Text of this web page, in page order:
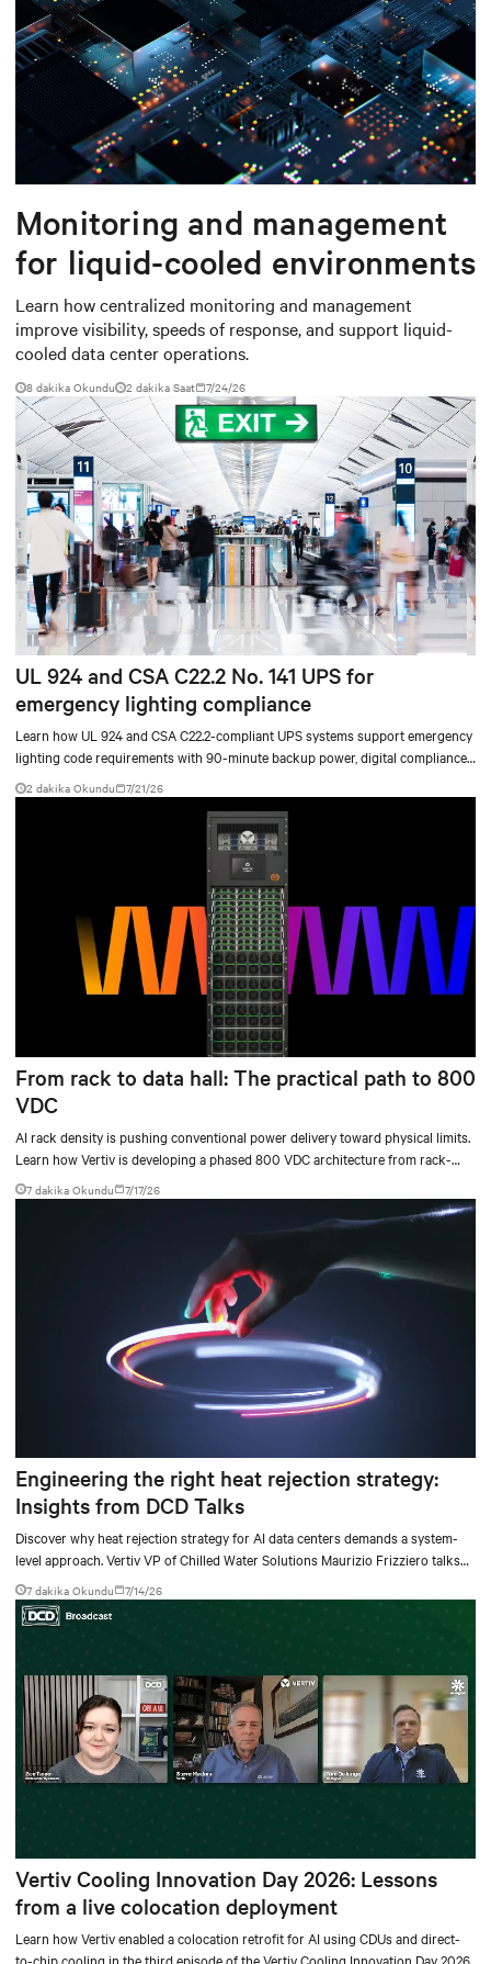
Monitoring and management
for liquid-cooled environments
Learn how centralized monitoring and management
improve visibility, speeds of response, and support liquid-
cooled data center operations.
8 dakika Okundu 2 dakika Saat 7/24/26
UL 924 and CSA C22.2 No. 141 UPS for
emergency lighting compliance
Learn how UL 924 and CSA C22.2-compliant UPS systems support emergency
lighting code requirements with 90-minute backup power, digital compliance
logging, and centralized monitoring for life safety applications.
2 dakika Okundu 7/21/26
From rack to data hall: The practical path to 800
VDC
AI rack density is pushing conventional power delivery toward physical limits.
Learn how Vertiv is developing a phased 800 VDC architecture from rack-
level sidecars to centralized data-hall power.
7 dakika Okundu 7/17/26
Engineering the right heat rejection strategy:
Insights from DCD Talks
Discover why heat rejection strategy for AI data centers demands a system-
level approach. Vertiv VP of Chilled Water Solutions Maurizio Frizziero talks
about density, location, and water tradeoffs.
7 dakika Okundu 7/14/26
Vertiv Cooling Innovation Day 2026: Lessons
from a live colocation deployment
Learn how Vertiv enabled a colocation retrofit for AI using CDUs and direct-
to-chip cooling in the third episode of the Vertiv Cooling Innovation Day 2026.